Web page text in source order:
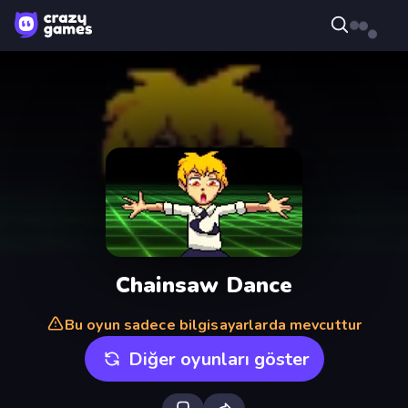
Chainsaw Dance
Bu oyun sadece bilgisayarlarda mevcuttur
Diğer oyunları göster